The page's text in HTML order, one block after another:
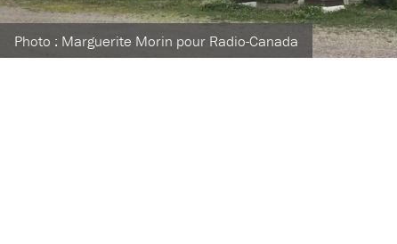
Photo : Marguerite Morin pour Radio-Canada